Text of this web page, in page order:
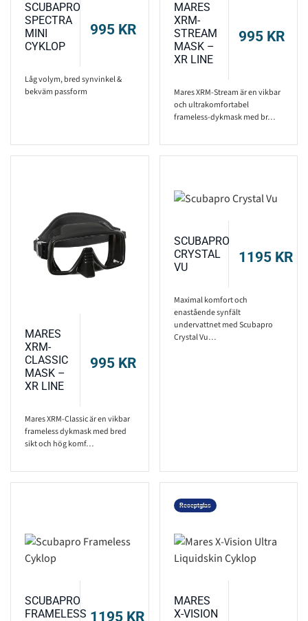
SCUBAPRO
SPECTRA
MINI
CYKLOP
995 KR
Låg volym, bred synvinkel &
bekväm passform
MARES
XRM-
STREAM
MASK –
XR LINE
995 KR
Mares XRM-Stream är en vikbar
och ultrakomfortabel
frameless-dykmask med br…
MARES
XRM-
CLASSIC
MASK –
XR LINE
995 KR
Mares XRM-Classic är en vikbar
frameless dykmask med bred
sikt och hög komf…
SCUBAPRO
CRYSTAL
VU
1195 KR
Maximal komfort och
enastående synfält
undervattnet med Scubapro
Crystal Vu…
SCUBAPRO
FRAMELESS 1195 KR
Receptglas
MARES
X-VISION